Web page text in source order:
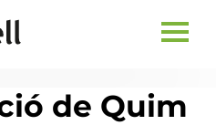
de Quim